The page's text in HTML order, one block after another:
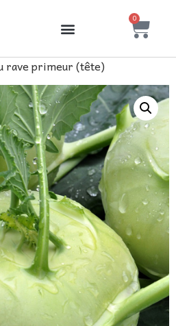
0
rave primeur (tête)